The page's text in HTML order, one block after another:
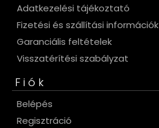
Adatkezelési tájékoztató
Fizetési és szállítási információk
Garanciális feltételek
Visszatérítési szabályzat
Fiók
Belépés
Regisztráció